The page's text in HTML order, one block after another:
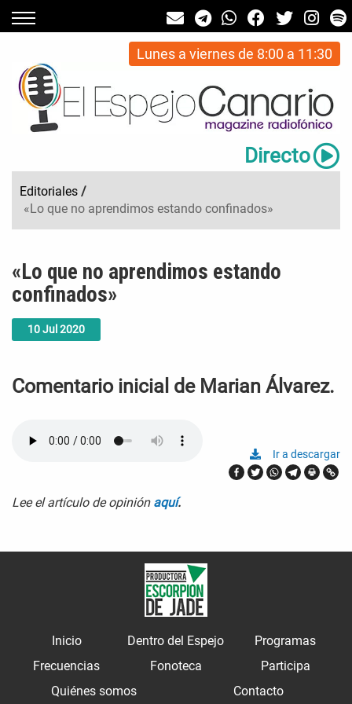
Lunes a viernes de 8:00 a 11:30
Directo
Editoriales /
«Lo que no aprendimos estando confinados»
10Jul 2020
«Lo que no aprendimos estando
confinados»
Comentario inicial de Marian Álvarez.
Ir a descargar
Lee el artículo de opinión aquí.
Inicio Dentro del Espejo
Programas
Frecuencias
Fonoteca
Participa
Quiénes somos
Contacto